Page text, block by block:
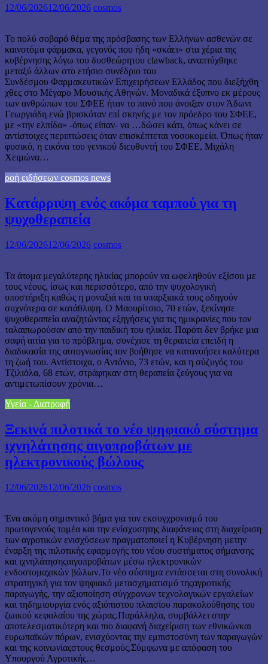
12/06/202612/06/2026 cosmos
Το πολύ σοβαρό θέμα της πρόσβασης των Ελλήνων ασθενών σε
καινοτόμα φάρμακα, γεγονός που ήδη «σκάει» στα χέρια της
κυβέρνησης λόγω του δυσθεώρητου clawback, αναπτύχθηκε
μεταξύ άλλων στο ετήσιο συνέδριο του
Συνδέσμου Φαρμακευτικών Επιχειρήσεων Ελλάδος που διεξήχθη
χθες στο Μέγαρο Μουσικής Αθηνών. Μοναδικά έξυπνο εκ μέρους
των ανθρώπων του ΣΦΕΕ ήταν το πανό που άνοιξαν στον Άδωνι
Γεωργιάδη ενώ βρισκόταν επί σκηνής με τον πρόεδρο του ΣΦΕΕ,
με «την ελπίδα» -όπως είπαν- να …δώσει κάτι, όπως κάνει σε
αντίστοιχες περιπτώσεις όταν επισκέπτεται νοσοκομεία. Όπως ήταν
φυσικό, η εικόνα του γενικού διευθυντή του ΣΦΕΕ, Μιχάλη
Χειμώνα…
ροή ειδήσεων cosmos news
Κατάρριψη ενός ακόμα ταμπού για τη
ψυχοθεραπεία
12/06/202612/06/2026 cosmos
Τα άτομα μεγαλύτερης ηλικίας μπορούν να ωφεληθούν εξίσου με
τους νέους, ίσως και περισσότερο, από την ψυχολογική
υποστήριξη καθώς η μοναξιά και τα υπαρξιακά τους οδηγούν
συχνότερα σε κατάθλιψη. Ο Μαουρίτσιο, 70 ετών, ξεκίνησε
ψυχοθεραπεία αναζητώντας εξηγήσεις για τις ημικρανίες που τον
ταλαιπωρούσαν από την παιδική του ηλικία. Παρότι δεν βρήκε μια
σαφή αιτία για το πρόβλημα, συνέχισε τη θεραπεία επειδή η
διαδικασία της αυτογνωσίας τον βοήθησε να κατανοήσει καλύτερα
τη ζωή του. Αντίστοιχα, ο Αντόνιο, 73 ετών, και η σύζυγός του
Τζιλιόλα, 68 ετών, στράφηκαν στη θεραπεία ζεύγους για να
αντιμετωπίσουν χρόνια…
Υγεία - Διατροφή
Ξεκινά πιλοτικά το νέο ψηφιακό σύστημα
ιχνηλάτησης αιγοπροβάτων με
ηλεκτρονικούς βώλους
12/06/202612/06/2026 cosmos
Ένα ακόμη σημαντικό βήμα για τον εκσυγχρονισμό του
πρωτογενούς τομέα και την ενίσχυσητης διαφάνειας στη διαχείριση
των αγροτικών ενισχύσεων πραγματοποιεί η Κυβέρνηση μετην
έναρξη της πιλοτικής εφαρμογής του νέου συστήματος σήμανσης
και ιχνηλάτησηςαιγοπροβάτων μέσω ηλεκτρονικών
ενδοστομαχικών βώλων.Το νέο σύστημα εντάσσεται στη συνολική
στρατηγική για τον ψηφιακό μετασχηματισμό τηςαγροτικής
παραγωγής, την αξιοποίηση σύγχρονων τεχνολογικών εργαλείων
και τηδημιουργία ενός αξιόπιστου πλαισίου παρακολούθησης του
ζωικού κεφαλαίου της χώρας.Παράλληλα, συμβάλλει στην
αποτελεσματικότερη και πιο διαφανή διαχείριση των εθνικώνκαι
ευρωπαϊκών πόρων, ενισχύοντας την εμπιστοσύνη των παραγωγών
και της κοινωνίαςστους θεσμούς.Σύμφωνα με απόφαση του
Υπουργού Αγροτικής…